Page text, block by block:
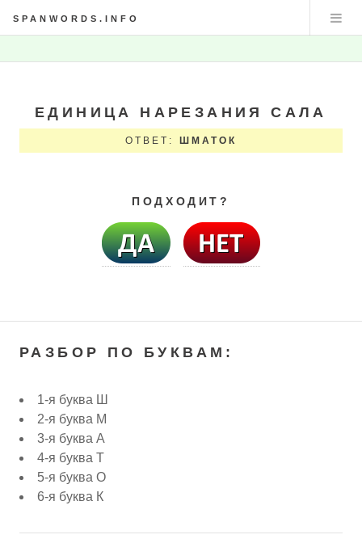
SPANWORDS.INFO
ЕДИНИЦА НАРЕЗАНИЯ САЛА
ОТВЕТ: ШМАТОК
ПОДХОДИТ?
РАЗБОР ПО БУКВАМ:
1-я буква Ш
2-я буква М
3-я буква А
4-я буква Т
5-я буква О
6-я буква К